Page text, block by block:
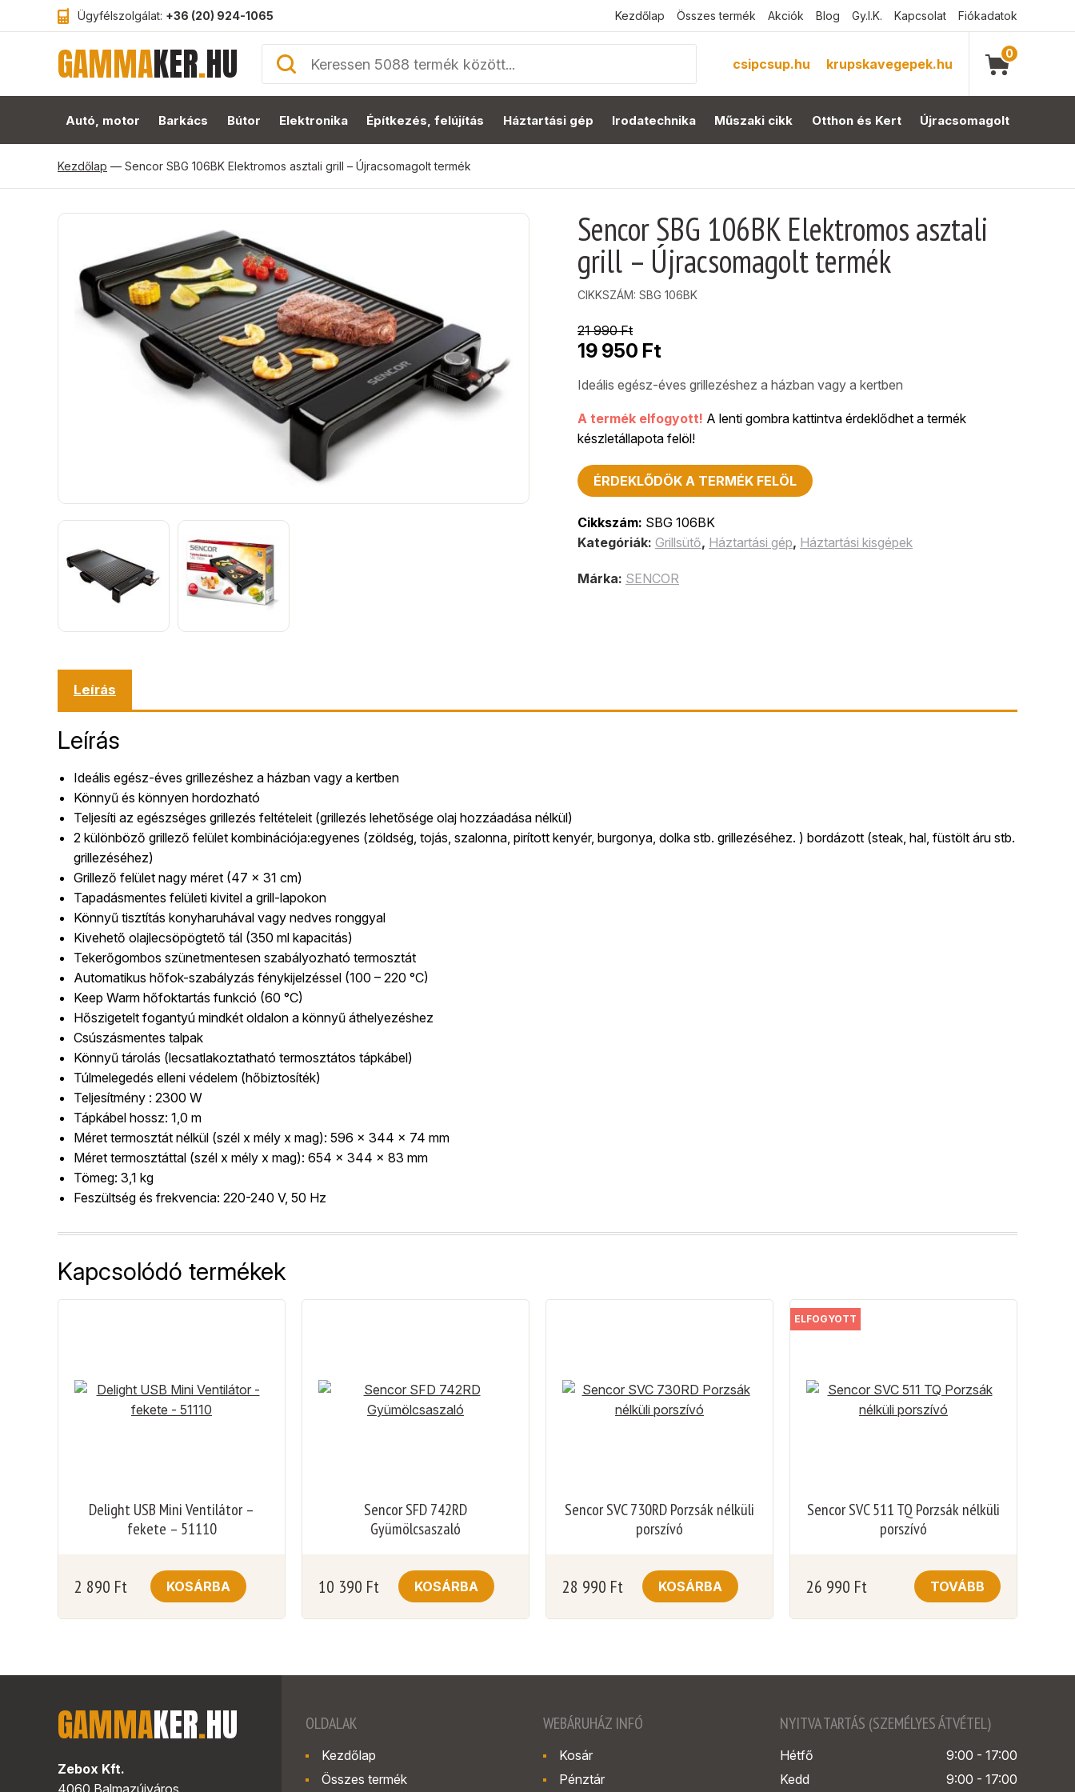
Ügyfélszolgálat: +36 (20) 924-1065 Kezdőlap Összes termék Akciók Blog Gy.I.K. Kapcsolat Fiókadatok
GAMMAKER.HU csipcsup.hu krupskavegepek.hu
0
Autó, motor Barkács Bútor Elektronika Építkezés, felújítás Háztartási gép Irodatechnika Műszaki cikk Otthon és Kert Újracsomagolt
Kezdőlap — Sencor SBG 106BK Elektromos asztali grill – Újracsomagolt termék
Sencor SBG 106BK Elektromos asztali
grill – Újracsomagolt termék
CIKKSZÁM: SBG 106BK
21 990Ft
19 950 Ft
Ideális egész-éves grillezéshez a házban vagy a kertben
A termék elfogyott! A lenti gombra kattintva érdeklődhet a termék
készletállapota felöl!
ÉRDEKLŐDÖK A TERMÉK FELÖL
Cikkszám: SBG 106BK
Kategóriák: Grillsütő, Háztartási gép, Háztartási kisgépek
Márka: SENCOR
Leírás
Leírás
Ideális egész-éves grillezéshez a házban vagy a kertben
Könnyű és könnyen hordozható
Teljesíti az egészséges grillezés feltételeit (grillezés lehetősége olaj hozzáadása nélkül)
2 különböző grillező felület kombinációja:egyenes (zöldség, tojás, szalonna, pirított kenyér, burgonya, dolka stb. grillezéséhez. ) bordázott (steak, hal, füstölt áru stb.
grillezéséhez)
Grillező felület nagy méret (47 x 31 cm)
Tapadásmentes felületi kivitel a grill-lapokon
Könnyű tisztítás konyharuhával vagy nedves ronggyal
Kivehető olajlecsöpögtető tál (350 ml kapacitás)
Tekerőgombos szünetmentesen szabályozható termosztát
Automatikus hőfok-szabályzás fénykijelzéssel (100 – 220 °C)
Keep Warm hőfoktartás funkció (60 °C)
Hőszigetelt fogantyú mindkét oldalon a könnyű áthelyezéshez
Csúszásmentes talpak
Könnyű tárolás (lecsatlakoztatható termosztátos tápkábel)
Túlmelegedés elleni védelem (hőbiztosíték)
Teljesítmény : 2300 W
Tápkábel hossz: 1,0 m
Méret termosztát nélkül (szél x mély x mag): 596 x 344 x 74 mm
Méret termosztáttal (szél x mély x mag): 654 x 344 x 83 mm
Tömeg: 3,1 kg
Feszültség és frekvencia: 220-240 V, 50 Hz
Kapcsolódó termékek
Delight USB Mini Ventilátor –
fekete – 51110
2 890 Ft KOSÁRBA
Sencor SFD 742RD
Gyümölcsaszaló
10 390 Ft KOSÁRBA
Sencor SVC 730RD Porzsák nélküli
porszívó
28 990 Ft KOSÁRBA
ELFOGYOTT
Sencor SVC 511 TQ Porzsák nélküli
porszívó
26 990 Ft TOVÁBB
GAMMAKER.HU
Zebox Kft.
OLDALAK
Kezdőlap
Összes termék
WEBÁRUHÁZ INFÓ
Kosár
Pénztár
NYITVA TARTÁS (SZEMÉLYES ÁTVÉTEL)
Hétfő
9:00 - 17:00
Kedd
9:00 - 17:00